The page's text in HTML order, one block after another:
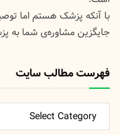
با آنکه پزشک هستم اما
جایگزین مشاوره‌ی شما به
فهرست مطالب سایت
فهرست
مطالب